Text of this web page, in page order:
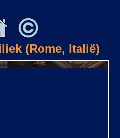
(Rome, Italië)